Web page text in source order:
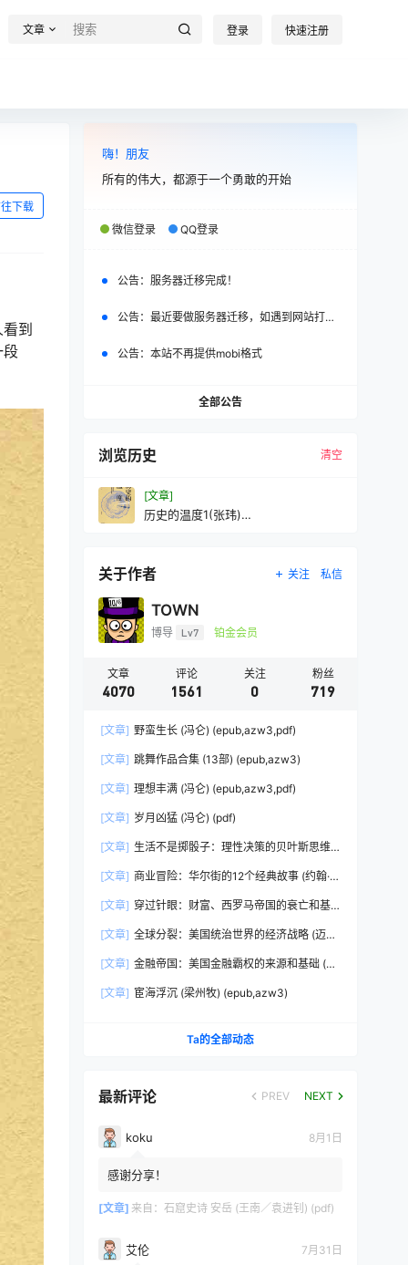
文章 登录 快速注册
下载
到
段
嗨！朋友
所有的伟大，都源于一个勇敢的开始
微信登录 QQ登录
公告： 服务器迁移完成！
公告： 最近要做服务器迁移，如遇到网站打不开，请改日再试。
公告： 本站不再提供mobi格式
全部公告
浏览历史 清空
[文章]
历史的温度1(张玮)
关于作者 关注 私信
TOWN
博导 Lv7 铂金会员
文章
4070
评论
1561
关注
0
粉丝
719
[文章] 野蛮生长 (冯仑) (epub,azw3,pdf)
[文章] 跳舞作品合集 (13部) (epub,azw3)
[文章] 理想丰满 (冯仑) (epub,azw3,pdf)
[文章] 岁月凶猛 (冯仑) (pdf)
[文章] 生活不是掷骰子：理性决策的贝叶斯思维
[文章] 商业冒险：华尔街的12个经典故事 (约翰·布
[文章] 穿过针眼：财富、西罗马帝国的衰亡和基
(epub,azw3,pdf)
[文章] 全球分裂：美国统治世界的经济战略 (迈克
[文章] 金融帝国：美国金融霸权的来源和基础 (迈
[文章] 宦海浮沉 (梁州牧) (epub,azw3)
Ta的全部动态
最新评论 PREV NEXT
koku 8月1日
感谢分享！
[文章] 来自： 石窟史诗 安岳 (王南／袁进钊) (pdf)
艾伦 7月31日